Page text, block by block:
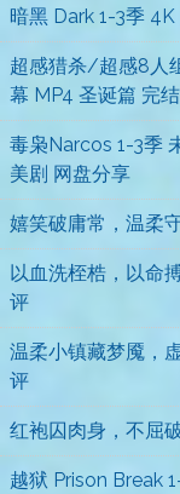
暗黑 Dark 1-3季
超感猎杀/超感8人
幕 MP4 圣诞篇 完
毒枭Narcos 1-3季
美剧 网盘分享
嬉笑破庸常，温柔
以血洗桎梏，以命
评
温柔小镇藏梦魇，
评
红袍囚肉身，不屈
越狱 Prison Break